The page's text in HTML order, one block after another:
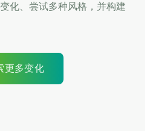
化、尝试多种风格，并构建
更多变化